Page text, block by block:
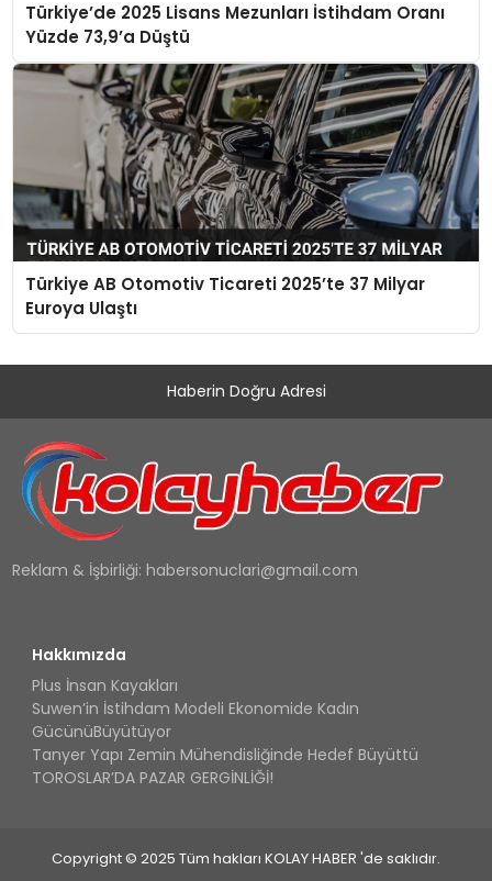
Türkiye’de 2025 Lisans Mezunları İstihdam Oranı
Yüzde 73,9’a Düştü
Türkiye AB Otomotiv Ticareti 2025’te 37 Milyar
Euroya Ulaştı
Haberin Doğru Adresi
Reklam & İşbirliği: habersonuclari@gmail.com
Hakkımızda
Plus İnsan Kayakları
Suwen’in İstihdam Modeli Ekonomide Kadın
GücünüBüyütüyor
Tanyer Yapı Zemin Mühendisliğinde Hedef Büyüttü
TOROSLAR’DA PAZAR GERGİNLİĞİ!
Copyright © 2025 Tüm hakları KOLAY HABER 'de saklıdır.